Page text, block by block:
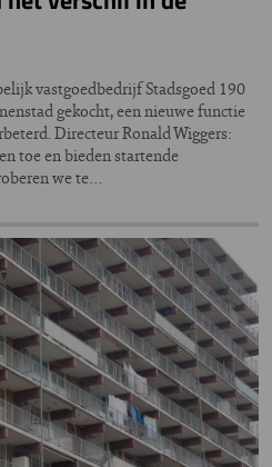
vastgoedbedrijf Stadsgoed 190
gekocht, een nieuwe functie
Directeur Ronald Wiggers:
toe en bieden startende
we te…